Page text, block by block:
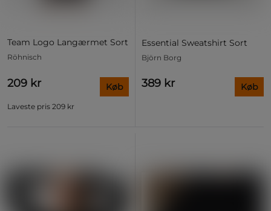
Team Logo Langærmet Sort
Röhnisch
209 kr
Laveste pris 209 kr
Køb
Essential Sweatshirt Sort
Björn Borg
389 kr Køb